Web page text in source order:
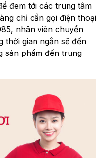
đem tới các trung tâm
chỉ cần gọi điện thoại
nhân viên chuyển
thời gian ngắn sẽ đến
sản phẩm đến trung